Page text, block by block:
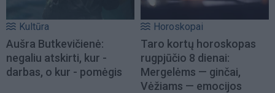
Kultūra
Aušra Butkevičienė:
negaliu atskirti, kur -
darbas, o kur - pomėgis
Horoskopai
Taro kortų horoskopas
rugpjūčio 8 dienai:
Mergelėms — ginčai,
Vėžiams — emocijos